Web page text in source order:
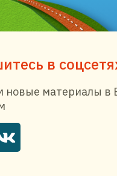
в
новые материалы в